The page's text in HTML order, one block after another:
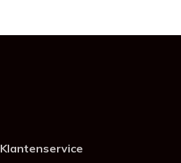
Klantenservice